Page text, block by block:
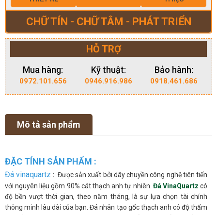
CHỮ TÍN - CHỮ TÂM - PHÁT TRIỂN
HỖ TRỢ
Mua hàng:
0972.101.656
Kỹ thuật:
0946.916.986
Bảo hành:
0918.461.686
Mô tả sản phẩm
ĐẶC TÍNH SẢN PHẨM :
Đá vinaquartz : Được sản xuất bởi dây chuyền công nghệ tiên tiến
với nguyên liệu gồm 90% cát thạch anh tự nhiên. Đá VinaQuartz có
độ bền vượt thời gian, theo năm tháng, là sự lựa chọn tài chính
thông minh lâu dài của bạn. Đá nhân tạo gốc thạch anh có độ thẩm